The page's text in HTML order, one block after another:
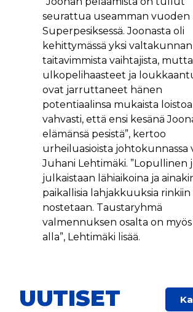
seurattua useamman vuoden
Superpesiksessä. Joonasta oli
kehittymässä yksi valtakunnan
taitavimmista vaihtajista, mutta
ulkopelihaasteet ja
ovat jarruttaneet hänen
potentiaalinsa mukaista
vahvasti, että ensi kesänä
elämänsä pesistä”, kertoo
urheiluasioista johtokunnassa
Juhani Lehtimäki. ”Lopullinen
julkaistaan lähiaikoina ja
paikallisia lahjakkuuksia rinkiin
nostetaan. Taustaryhmä
valmennuksen osalta on
alla”, Lehtimäki lisää.
UUTISET